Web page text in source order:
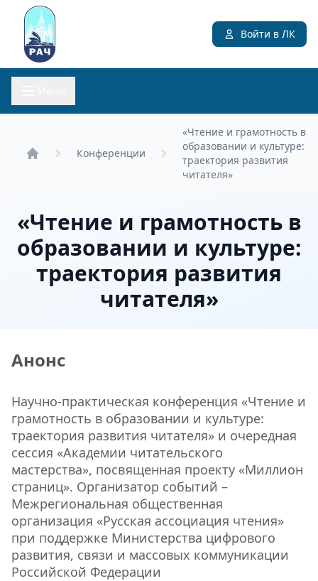
Войти в ЛК
Конференции
«Чтение и грамотность в
образовании и культуре:
траектория развития
читателя»
«Чтение и грамотность в
образовании и культуре:
траектория развития
читателя»
Анонс
Научно-практическая конференция «Чтение и
грамотность в образовании и культуре:
траектория развития читателя» и очередная
сессия «Академии читательского
мастерства», посвященная проекту «Миллион
страниц». Организатор событий –
Межрегиональная общественная
организация «Русская ассоциация чтения»
при поддержке Министерства цифрового
развития, связи и массовых коммуникации
Российской Федерации